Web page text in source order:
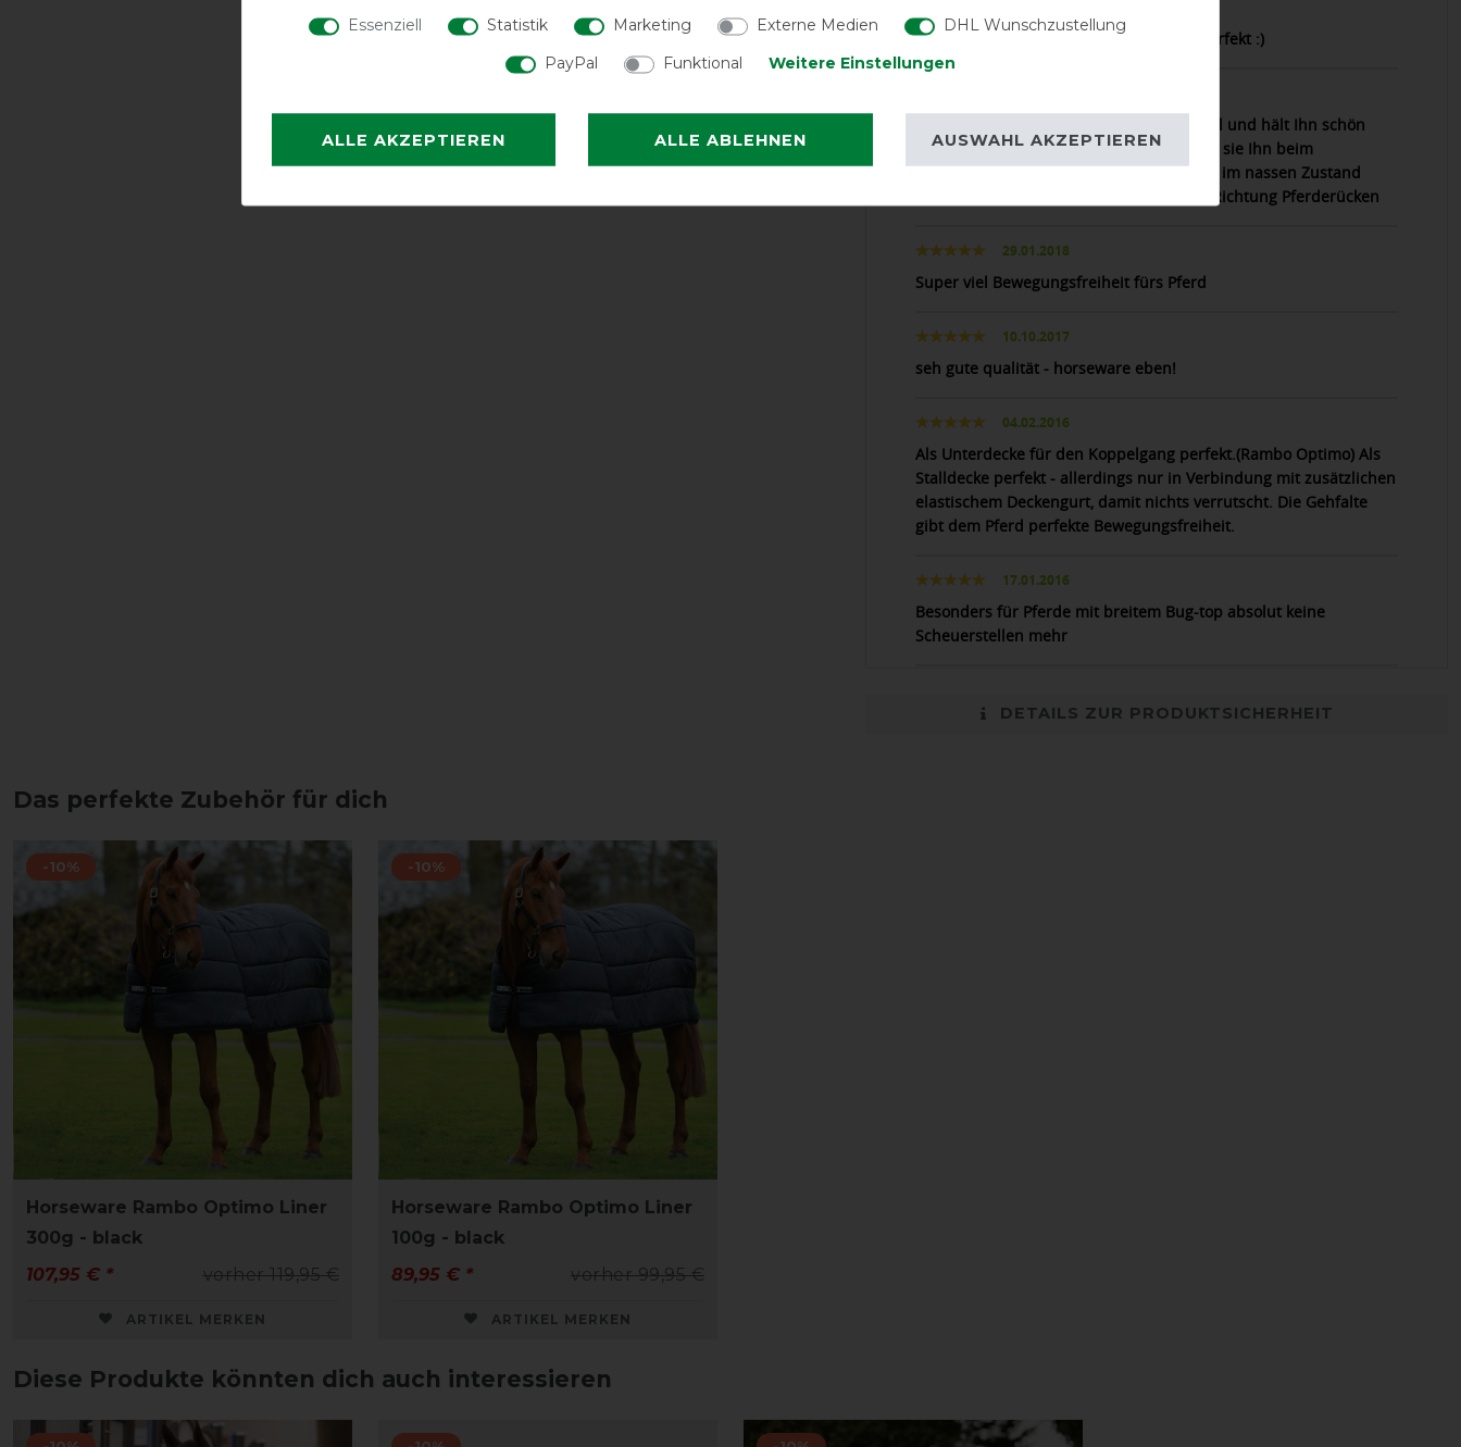
Das Produkt ist einwandfrei und passt perfekt :)
Die Decke sitzt bei meinem Tinker optimal und hält Ihn schön
warm. Wenn er noch Nass ist, unterstützt sie Ihn beim
Abschwitzen. Selbst wenn man die Decke im nassen Zustand
abnimmt geht keine Feuchtigkeit zurück Richtung Pferderücken
29.01.2018
Super viel Bewegungsfreiheit fürs Pferd
10.10.2017
seh gute qualität - horseware eben!
04.02.2016
Als Unterdecke für den Koppelgang perfekt.(Rambo Optimo) Als
Stalldecke perfekt - allerdings nur in Verbindung mit zusätzlichen
elastischem Deckengurt, damit nichts verrutscht. Die Gehfalte
gibt dem Pferd perfekte Bewegungsfreiheit.
17.01.2016
Besonders für Pferde mit breitem Bug-top absolut keine
Scheuerstellen mehr
DETAILS ZUR PRODUKTSICHERHEIT
Das perfekte Zubehör für dich
-10%
Horseware Rambo Optimo Liner
300g - black
vorher 119,95 €
107,95 € *
ARTIKEL MERKEN
-10%
Horseware Rambo Optimo Liner
100g - black
vorher 99,95 €
89,95 € *
ARTIKEL MERKEN
Diese Produkte könnten dich auch interessieren
Essenziell Statistik Marketing Externe Medien
DHL Wunschzustellung
PayPal
Funktional Weitere Einstellungen
ALLE AKZEPTIEREN ALLE ABLEHNEN AUSWAHL AKZEPTIEREN